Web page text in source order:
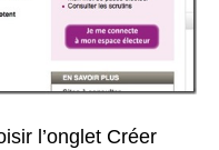
l’onglet Créer